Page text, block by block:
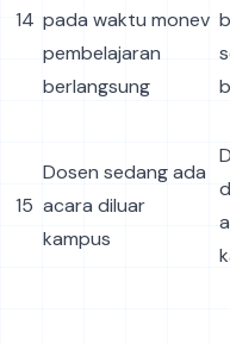
14 pada waktu monev
pembelajaran
berlangsung
15
Dosen sedang ada
acara diluar
kampus